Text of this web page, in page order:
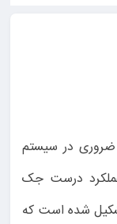
در سیستم
درست جک
شده است که